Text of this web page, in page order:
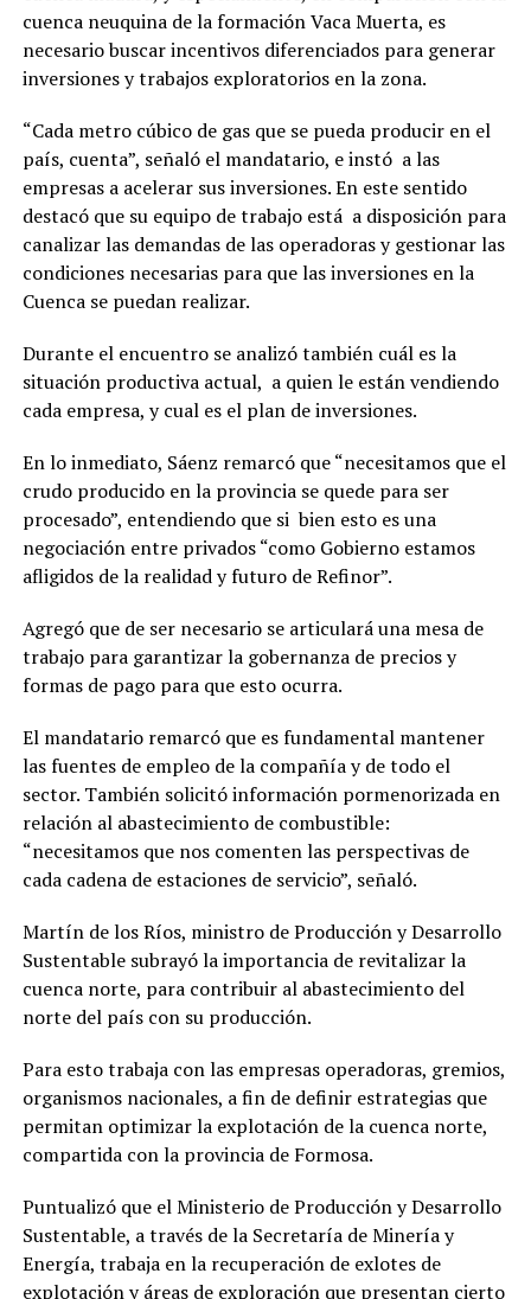
cuenca neuquina de la formación Vaca Muerta, es
necesario buscar incentivos diferenciados para generar
inversiones y trabajos exploratorios en la zona.
“Cada metro cúbico de gas que se pueda producir en el
país, cuenta”, señaló el mandatario, e instó a las
empresas a acelerar sus inversiones. En este sentido
destacó que su equipo de trabajo está a disposición para
canalizar las demandas de las operadoras y gestionar las
condiciones necesarias para que las inversiones en la
Cuenca se puedan realizar.
Durante el encuentro se analizó también cuál es la
situación productiva actual, a quien le están vendiendo
cada empresa, y cual es el plan de inversiones.
En lo inmediato, Sáenz remarcó que “necesitamos que el
crudo producido en la provincia se quede para ser
procesado”, entendiendo que si bien esto es una
negociación entre privados “como Gobierno estamos
afligidos de la realidad y futuro de Refinor”.
Agregó que de ser necesario se articulará una mesa de
trabajo para garantizar la gobernanza de precios y
formas de pago para que esto ocurra.
El mandatario remarcó que es fundamental mantener
las fuentes de empleo de la compañía y de todo el
sector. También solicitó información pormenorizada en
relación al abastecimiento de combustible:
“necesitamos que nos comenten las perspectivas de
cada cadena de estaciones de servicio”, señaló.
Martín de los Ríos, ministro de Producción y Desarrollo
Sustentable subrayó la importancia de revitalizar la
cuenca norte, para contribuir al abastecimiento del
norte del país con su producción.
Para esto trabaja con las empresas operadoras, gremios,
organismos nacionales, a fin de definir estrategias que
permitan optimizar la explotación de la cuenca norte,
compartida con la provincia de Formosa.
Puntualizó que el Ministerio de Producción y Desarrollo
Sustentable, a través de la Secretaría de Minería y
Energía, trabaja en la recuperación de exlotes de
explotación y áreas de exploración que presentan cierto